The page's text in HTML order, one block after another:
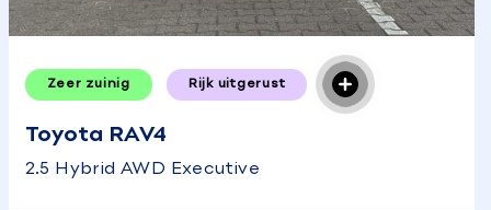
Zeer zuinig Rijk uitgerust
Toyota RAV4
2.5 Hybrid AWD Executive